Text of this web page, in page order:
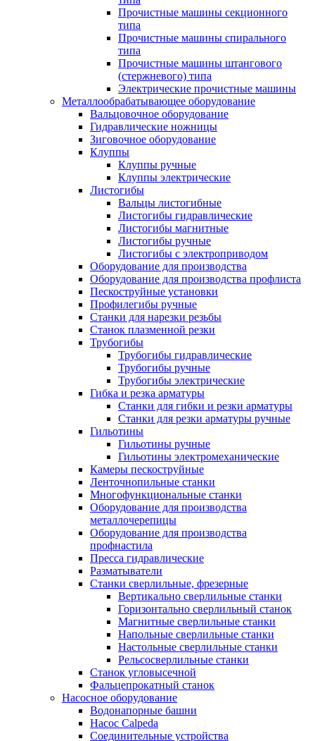
Прочистные машины секционного
типа
Прочистные машины спирального
типа
Прочистные машины штангового
(стержневого) типа
Электрические прочистные машины
Металлообрабатывающее оборудование
Вальцовочное оборудование
Гидравлические ножницы
Зиговочное оборудование
Клуппы
Клуппы ручные
Клуппы электрические
Листогибы
Вальцы листогибные
Листогибы гидравлические
Листогибы магнитные
Листогибы ручные
Листогибы с электроприводом
Оборудование для производства
Оборудование для производства профлиста
Пескоструйные установки
Профилегибы ручные
Станки для нарезки резьбы
Станок плазменной резки
Трубогибы
Трубогибы гидравлические
Трубогибы ручные
Трубогибы электрические
Гибка и резка арматуры
Станки для гибки и резки арматуры
Станки для резки арматуры ручные
Гильотины
Гильотины ручные
Гильотины электромеханические
Камеры пескоструйные
Ленточнопильные станки
Многофункциональные станки
Оборудование для производства
металлочерепицы
Оборудование для производства
профнастила
Пресса гидравлические
Разматыватели
Станки сверлильные, фрезерные
Вертикально сверлильные станки
Горизонтально сверлильный станок
Магнитные сверлильные станки
Напольные сверлильные станки
Настольные сверлильные станки
Рельсосверлильные станки
Станок угловысечной
Фальцепрокатный станок
Насосное оборудование
Водонапорные башни
Насос Calpeda
Соединительные устройства